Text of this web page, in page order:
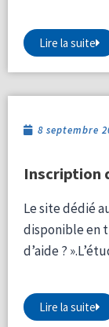
Lire la suite
8 septembre
Inscription
Le site dédié
disponible en
d’aide ?
Lire la suite